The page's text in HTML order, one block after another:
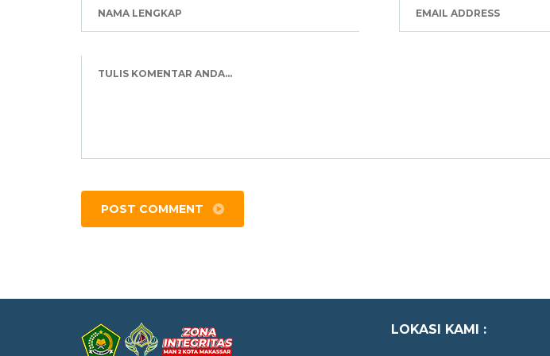
POST COMMENT
LOKASI KAMI :